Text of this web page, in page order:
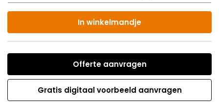
In winkelmandje
Offerte aanvragen
Gratis digitaal voorbeeld aanvragen